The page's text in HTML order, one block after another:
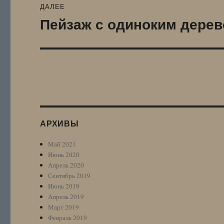
ДАЛЕЕ
Следующая
Пейзаж с одиноким
АРХИВЫ
Май 2021
Июнь 2020
Апрель 2020
Сентябрь 2019
Июнь 2019
Апрель 2019
Март 2019
Февраль 2019